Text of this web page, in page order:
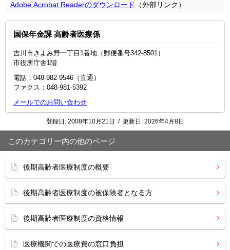
Adobe Acrobat Readerのダウンロード （外部リンク）
国保年金課 高齢者医療係
吉川市きよみ野一丁目1番地（郵便番号342-8501）
市役所庁舎1階
電話：048-982-9546（直通）
ファクス：048‐981‐5392
メールでのお問い合わせ
登録日: 2008年10月21日 / 更新日: 2026年4月8日
このカテゴリー内の他のページ
後期高齢者医療制度の概要
後期高齢者医療制度の被保険者となる方
後期高齢者医療制度の資格情報
医療機関での医療費の窓口負担